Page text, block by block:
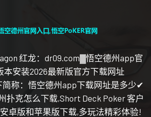
红龙：dr09.com▓悟空德州app官
本安装2026最新版官方下载网址
简称：悟空德州app下载网址是多少✔
扑克怎么下载,Short Deck Poker 客户
卓版和苹果版下载,多玩法精彩体验!